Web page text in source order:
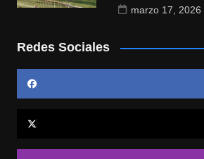
marzo 17, 2026
Redes Sociales